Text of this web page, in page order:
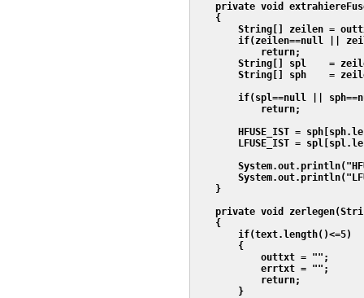
private void
    {
String[] zeilen =
if(zeilen==null ||
            return;
String[] spl    =
String[] sph    =
if(spl==null ||
            return;
HFUSE_IST =
LFUSE_IST =
    }
private void
    {
        if(text.length()<=5)
        {
            outtxt = "";
            errtxt = "";
            return;
        }